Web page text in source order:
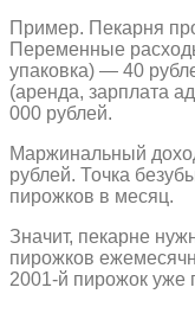
Пример. Пекарня
Переменные
упаковка) — 40
(аренда, зарплата
000 рублей.
Маржинальный
рублей. Точка
пирожков в месяц.
Значит, пекарне
пирожков
2001-й пирожок уже